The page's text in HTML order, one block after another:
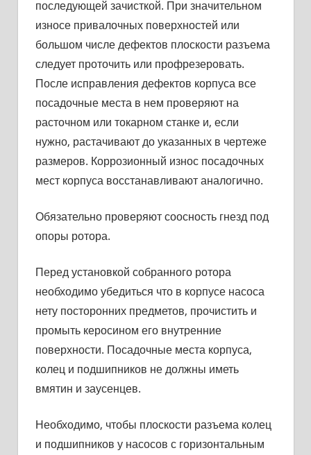
последующей зачисткой. При значительном
износе привалочных поверхностей или
большом числе дефектов плоскости разъ­ема
следует проточить или профрезеровать.
После исправления дефектов корпуса все
посадочные места в нем проверяют на
расточ­ном или токарном станке и, если
нужно, растачивают до указан­ных в чертеже
размеров. Коррозионный износ посадочных
мест корпуса восстанавливают аналогично.
Обязательно проверяют соосность гнезд под
опоры ротора.
Перед установкой собранного ротора
необходимо убедиться что в корпусе насоса
нету посторонних предметов, прочистить и
промыть керосином его внутренние
поверхности. Посадочные места корпуса,
колец и подшипников не должны иметь
вмятин и за­усенцев.
Необходимо, чтобы плоскости разъема колец
и подшипников у насосов с горизонтальным